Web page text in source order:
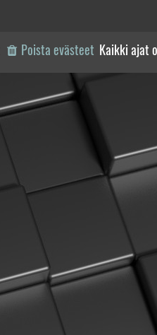
Kaikki ajat
Poista evästeet